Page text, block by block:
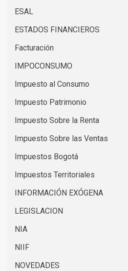
ESAL
ESTADOS FINANCIEROS
Facturación
IMPOCONSUMO
Impuesto al Consumo
Impuesto Patrimonio
Impuesto Sobre la Renta
Impuesto Sobre las Ventas
Impuestos Bogotá
Impuestos Territoriales
INFORMACIÓN EXÓGENA
LEGISLACION
NIA
NIIF
NOVEDADES